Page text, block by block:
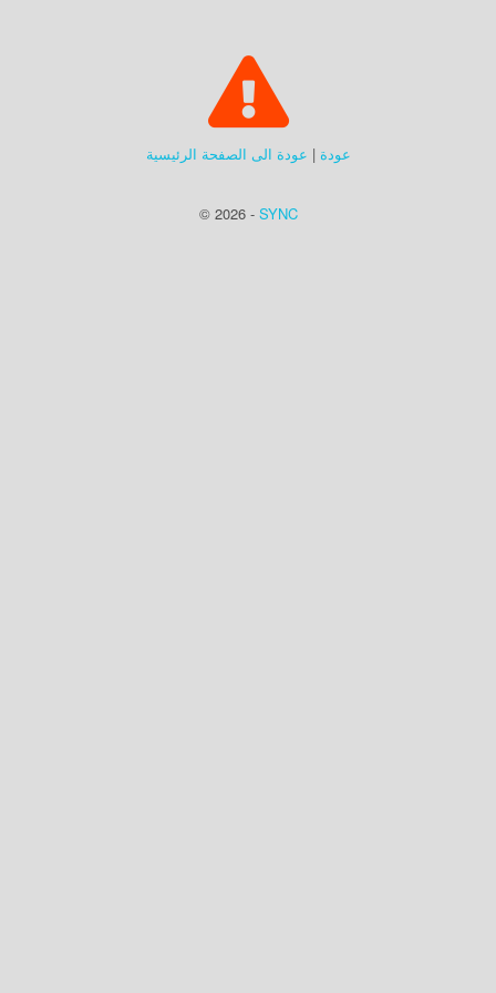
عودة | عودة الى الصفحة الرئيسية
© 2026 - SYNC